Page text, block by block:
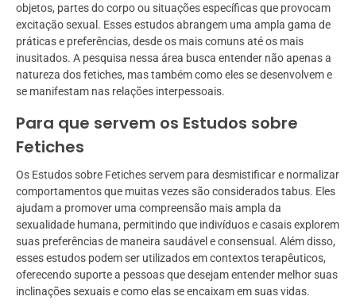
objetos, partes do corpo ou situações específicas que provocam
excitação sexual. Esses estudos abrangem uma ampla gama de
práticas e preferências, desde os mais comuns até os mais
inusitados. A pesquisa nessa área busca entender não apenas a
natureza dos fetiches, mas também como eles se desenvolvem e
se manifestam nas relações interpessoais.
Para que servem os Estudos sobre
Fetiches
Os Estudos sobre Fetiches servem para desmistificar e normalizar
comportamentos que muitas vezes são considerados tabus. Eles
ajudam a promover uma compreensão mais ampla da
sexualidade humana, permitindo que indivíduos e casais explorem
suas preferências de maneira saudável e consensual. Além disso,
esses estudos podem ser utilizados em contextos terapêuticos,
oferecendo suporte a pessoas que desejam entender melhor suas
inclinações sexuais e como elas se encaixam em suas vidas.